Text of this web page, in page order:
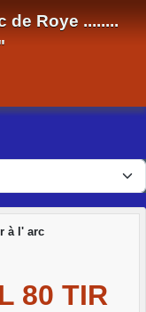
de Roye ........
à l' arc
80 TIR